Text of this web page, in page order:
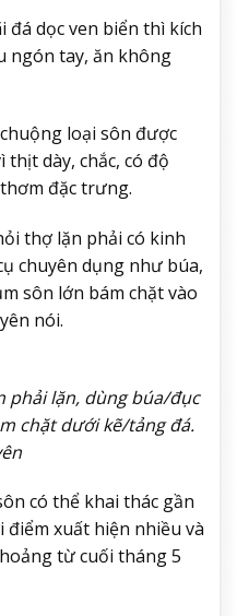
đá dọc ven biển thì kích
ngón tay, ăn không
loại sôn được
dày, chắc, có độ
đặc trưng.
thợ lặn phải có kinh
chuyên dụng như búa,
sôn lớn bám chặt vào
nói.
phải lặn, dùng búa/đục
chặt dưới kẽ/tảng đá.
có thể khai thác gần
xuất hiện nhiều và
từ cuối tháng 5